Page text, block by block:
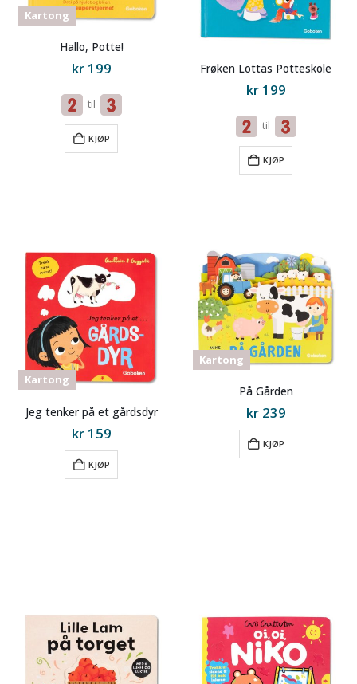
Kartong
Hallo, Potte!
kr199
til
KJØP
Frøken Lottas Potteskole
kr199
til
KJØP
Kartong
Jeg tenker på et gårdsdyr
kr159
til
Kartong
På Gården
kr239
til